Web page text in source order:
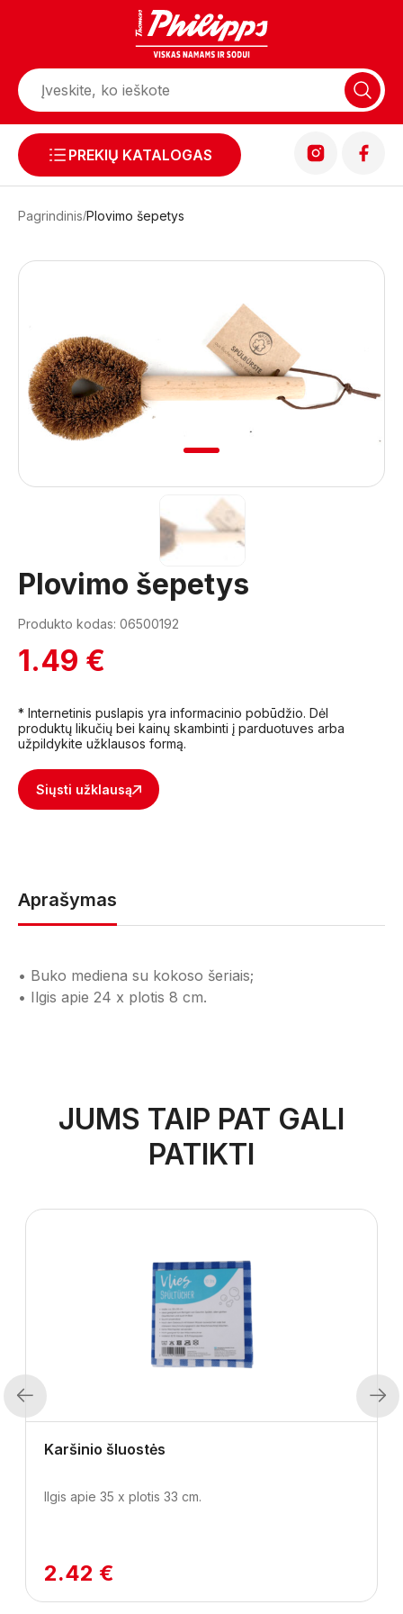
PREKIŲ KATALOGAS
Pagrindinis Plovimo šepetys
1
Plovimo šepetys
Produkto kodas: 06500192
1.49 €
* Internetinis puslapis yra informacinio pobūdžio. Dėl
produktų likučių bei kainų skambinti į parduotuves arba
užpildykite užklausos formą.
Siųsti užklausą
Aprašymas
• Buko mediena su kokoso šeriais;
• Ilgis apie 24 x plotis 8 cm.
JUMS TAIP PAT GALI
PATIKTI
Previous
Karšinio šluostės
Ilgis apie 35 x plotis 33 cm.
2.42 €
Next